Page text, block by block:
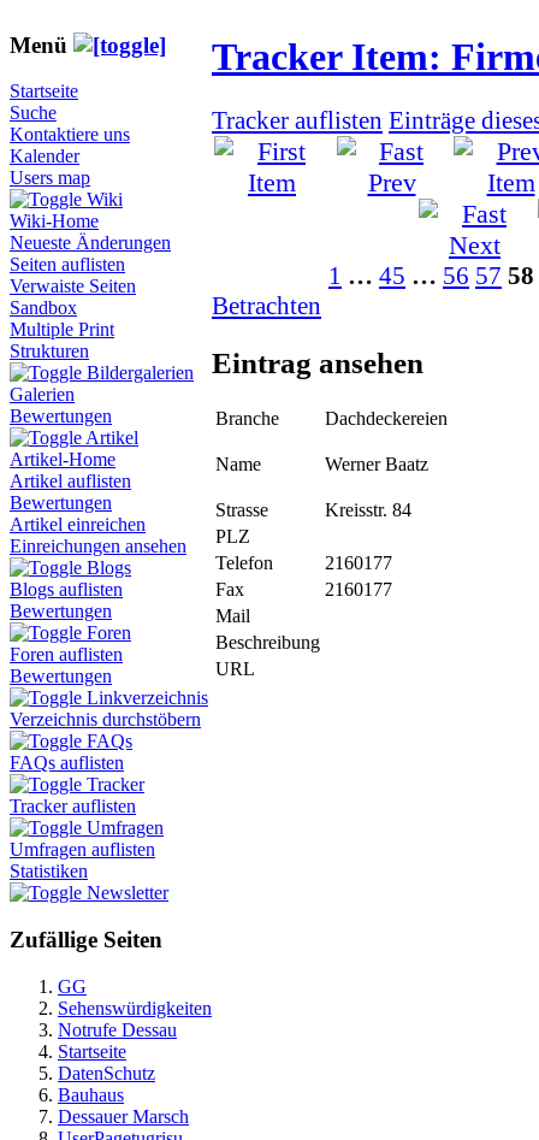
Menü
Startseite
Suche
Kontaktiere uns
Kalender
Users map
Wiki
Wiki-Home
Neueste Änderungen
Seiten auflisten
Verwaiste Seiten
Sandbox
Multiple Print
Strukturen
Bildergalerien
Galerien
Bewertungen
Artikel
Artikel-Home
Artikel auflisten
Bewertungen
Artikel einreichen
Einreichungen ansehen
Blogs
Blogs auflisten
Bewertungen
Foren
Foren auflisten
Bewertungen
Linkverzeichnis
Verzeichnis durchstöbern
FAQs
FAQs auflisten
Tracker
Tracker auflisten
Umfragen
Umfragen auflisten
Statistiken
Newsletter
Zufällige Seiten
GG
Sehenswürdigkeiten
Notrufe Dessau
Startseite
DatenSchutz
Bauhaus
Dessauer Marsch
Tracker Item:
Tracker auflisten Einträge
1 … 45 … 56 57 58
Betrachten
Eintrag ansehen
Branche Dachdeckereien
Name Werner Baatz
Strasse
Kreisstr. 84
PLZ
Telefon
2160177
Fax
2160177
Mail
Beschreibung
URL